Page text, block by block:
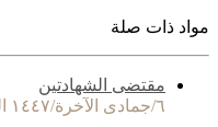
مواد ذات صلة
مقتضى الشهادتين
٦/جمادى الآخرة/١٤٤٧ الموافق ٢٧/نوفمبر/٢٠٢٥